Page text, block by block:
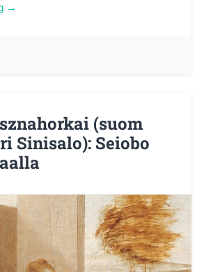
→
(suom
Sinisalo): Seiobo